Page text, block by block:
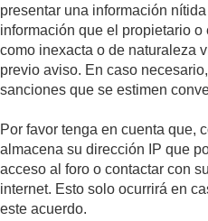
presentar una información
información que el propietario
como inexacta o de naturaleza
previo aviso. En caso
sanciones que se estimen
Por favor tenga en cuenta que,
almacena su dirección IP que
acceso al foro o contactar con
internet. Esto solo ocurrirá en
este acuerdo.